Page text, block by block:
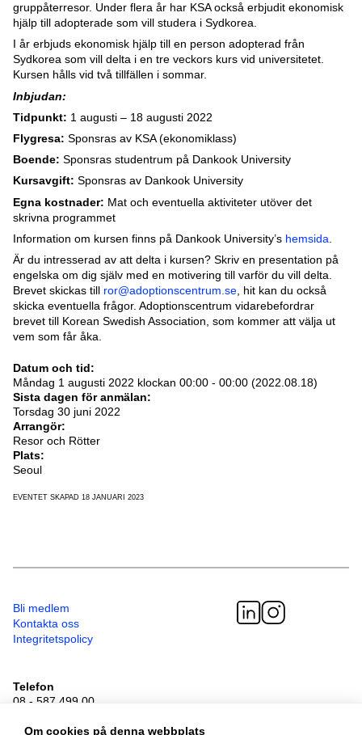
gruppåterresor. Under flera år har KSA också erbjudit ekonomisk
hjälp till adopterade som vill studera i Sydkorea.
I år erbjuds ekonomisk hjälp till en person adopterad från
Sydkorea som vill delta i en tre veckors kurs vid universitetet.
Kursen hålls vid två tillfällen i sommar.
Inbjudan:
Tidpunkt: 1 augusti – 18 augusti 2022
Flygresa: Sponsras av KSA (ekonomiklass)
Boende: Sponsras studentrum på Dankook University
Kursavgift: Sponsras av Dankook University
Egna kostnader: Mat och eventuella aktiviteter utöver det
skrivna programmet
Information om kursen finns på Dankook University’s hemsida
Är du intresserad av att delta i kursen? Skriv en presentation på
engelska om dig själv med en motivering till varför du vill delta.
Brevet skickas till ror@adoptionscentrum.se , hit kan du också
skicka eventuella frågor. Adoptionscentrum vidarebefordrar
brevet till Korean Swedish Association, som kommer att välja ut
vem som får åka.
Datum och tid:
Måndag 1 augusti 2022 klockan 00:00 - 00:00 (2022.08.18)
Sista dagen för anmälan:
Torsdag 30 juni 2022
Arrangör:
Resor och Rötter
Plats:
Seoul
EVENTET SKAPAD 18 JANUARI 2023
Bli medlem
Kontakta oss
Integritetspolicy
Telefon
08 - 587 499 00
Sveavägen 41
Om cookies på denna webbplats